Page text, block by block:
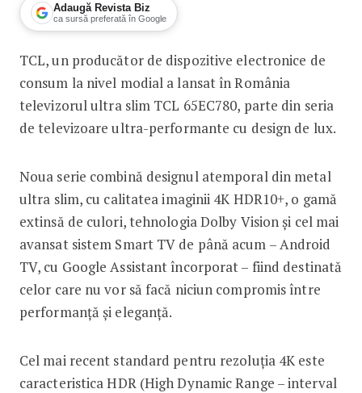
Adaugă Revista Biz
ca sursă preferată în Google
TCL lansează un televizor ultra slim
TCL, un producător de dispozitive electronice de
consum la nivel modial a lansat în România
televizorul ultra slim TCL 65EC780, parte din seria
de televizoare ultra-performante cu design de lux.
Noua serie combină designul atemporal din metal
ultra slim, cu calitatea imaginii 4K HDR10+, o gamă
extinsă de culori, tehnologia Dolby Vision și cel mai
avansat sistem Smart TV de până acum – Android
TV, cu Google Assistant încorporat – fiind destinată
celor care nu vor să facă niciun compromis între
performanță și eleganță.
Cel mai recent standard pentru rezoluția 4K este
caracteristica HDR (High Dynamic Range – interval